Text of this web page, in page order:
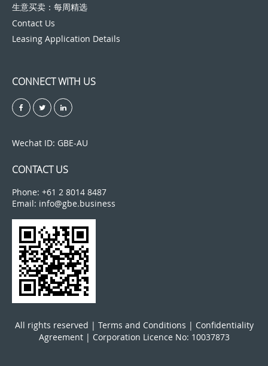
生意买卖：每周精选
Contact Us
Leasing Application Details
CONNECT WITH US
Wechat ID: GBE-AU
CONTACT US
Phone: +61 2 8014 8487
Email: info@gbe.business
All rights reserved | Terms and Conditions | Confidentiality
Agreement| Corporation Licence No: 10037873